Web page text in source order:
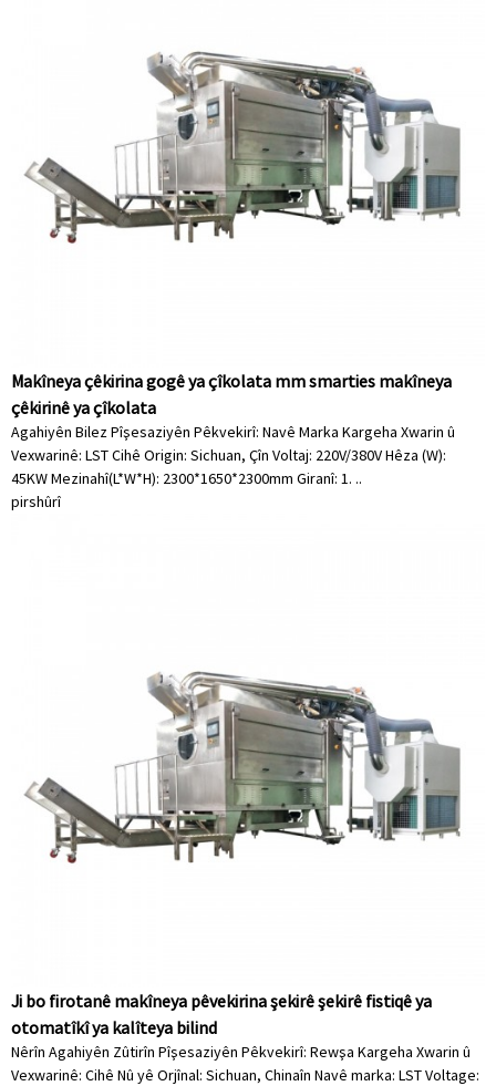
Makîneya çêkirina gogê ya çîkolata mm smarties makîneya
çêkirinê ya çîkolata
Agahiyên Bilez Pîşesaziyên Pêkvekirî: Navê Marka Kargeha Xwarin û
Vexwarinê: LST Cihê Origin: Sichuan, Çîn Voltaj: 220V/380V Hêza (W):
45KW Mezinahî(L*W*H): 2300*1650*2300mm Giranî: 1. ..
pirshûrî
Ji bo firotanê makîneya pêvekirina şekirê şekirê fistiqê ya
otomatîkî ya kalîteya bilind
Nêrîn Agahiyên Zûtirîn Pîşesaziyên Pêkvekirî: Rewşa Kargeha Xwarin û
Vexwarinê: Cihê Nû yê Orjînal: Sichuan, Chinaîn Navê marka: LST Voltage: